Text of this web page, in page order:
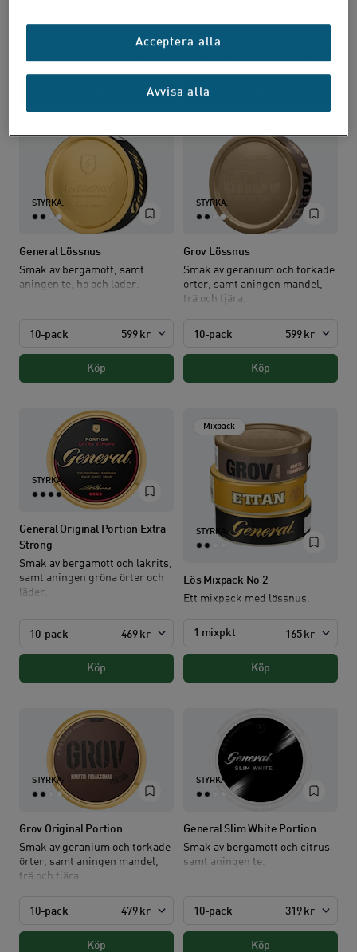
samt aningen citrus.
STYRKA:
General Lössnus
Smak av bergamott, samt
aningen te, hö och läder.
10-pack 599 kr
Köp
STYRKA:
Grov Lössnus
Smak av geranium och torkade
örter, samt aningen mandel,
trä och tjära.
10-pack 599 kr
Köp
STYRKA:
General Original Portion Extra
Strong
Smak av bergamott och lakrits,
samt aningen gröna örter och
läder.
10-pack 469 kr
Köp
STYRKA:
Lös Mixpack No 2
Ett mixpack med lössnus.
Mixpack
1 mixpkt 165 kr
Köp
STYRKA:
Grov Original Portion
Smak av geranium och torkade
örter, samt aningen mandel,
trä och tjära.
10-pack 479 kr
Köp
STYRKA:
General Slim White Portion
Smak av bergamott och citrus
samt aningen te.
10-pack 319 kr
Köp
Acceptera alla
Avvisa alla